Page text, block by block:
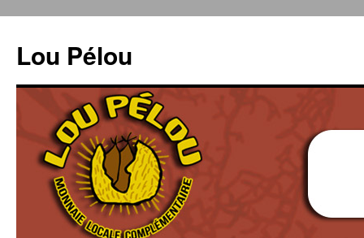
contenu
Lou Pélou